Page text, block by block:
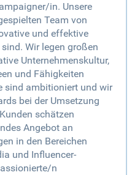
in. Unsere
Team von
und effektive
Wir legen großen
Unternehmenskultur,
und Fähigkeiten
sind ambitioniert und wir
bei der Umsetzung
schätzen
Angebot an
in den Bereichen
und Influencer-
n